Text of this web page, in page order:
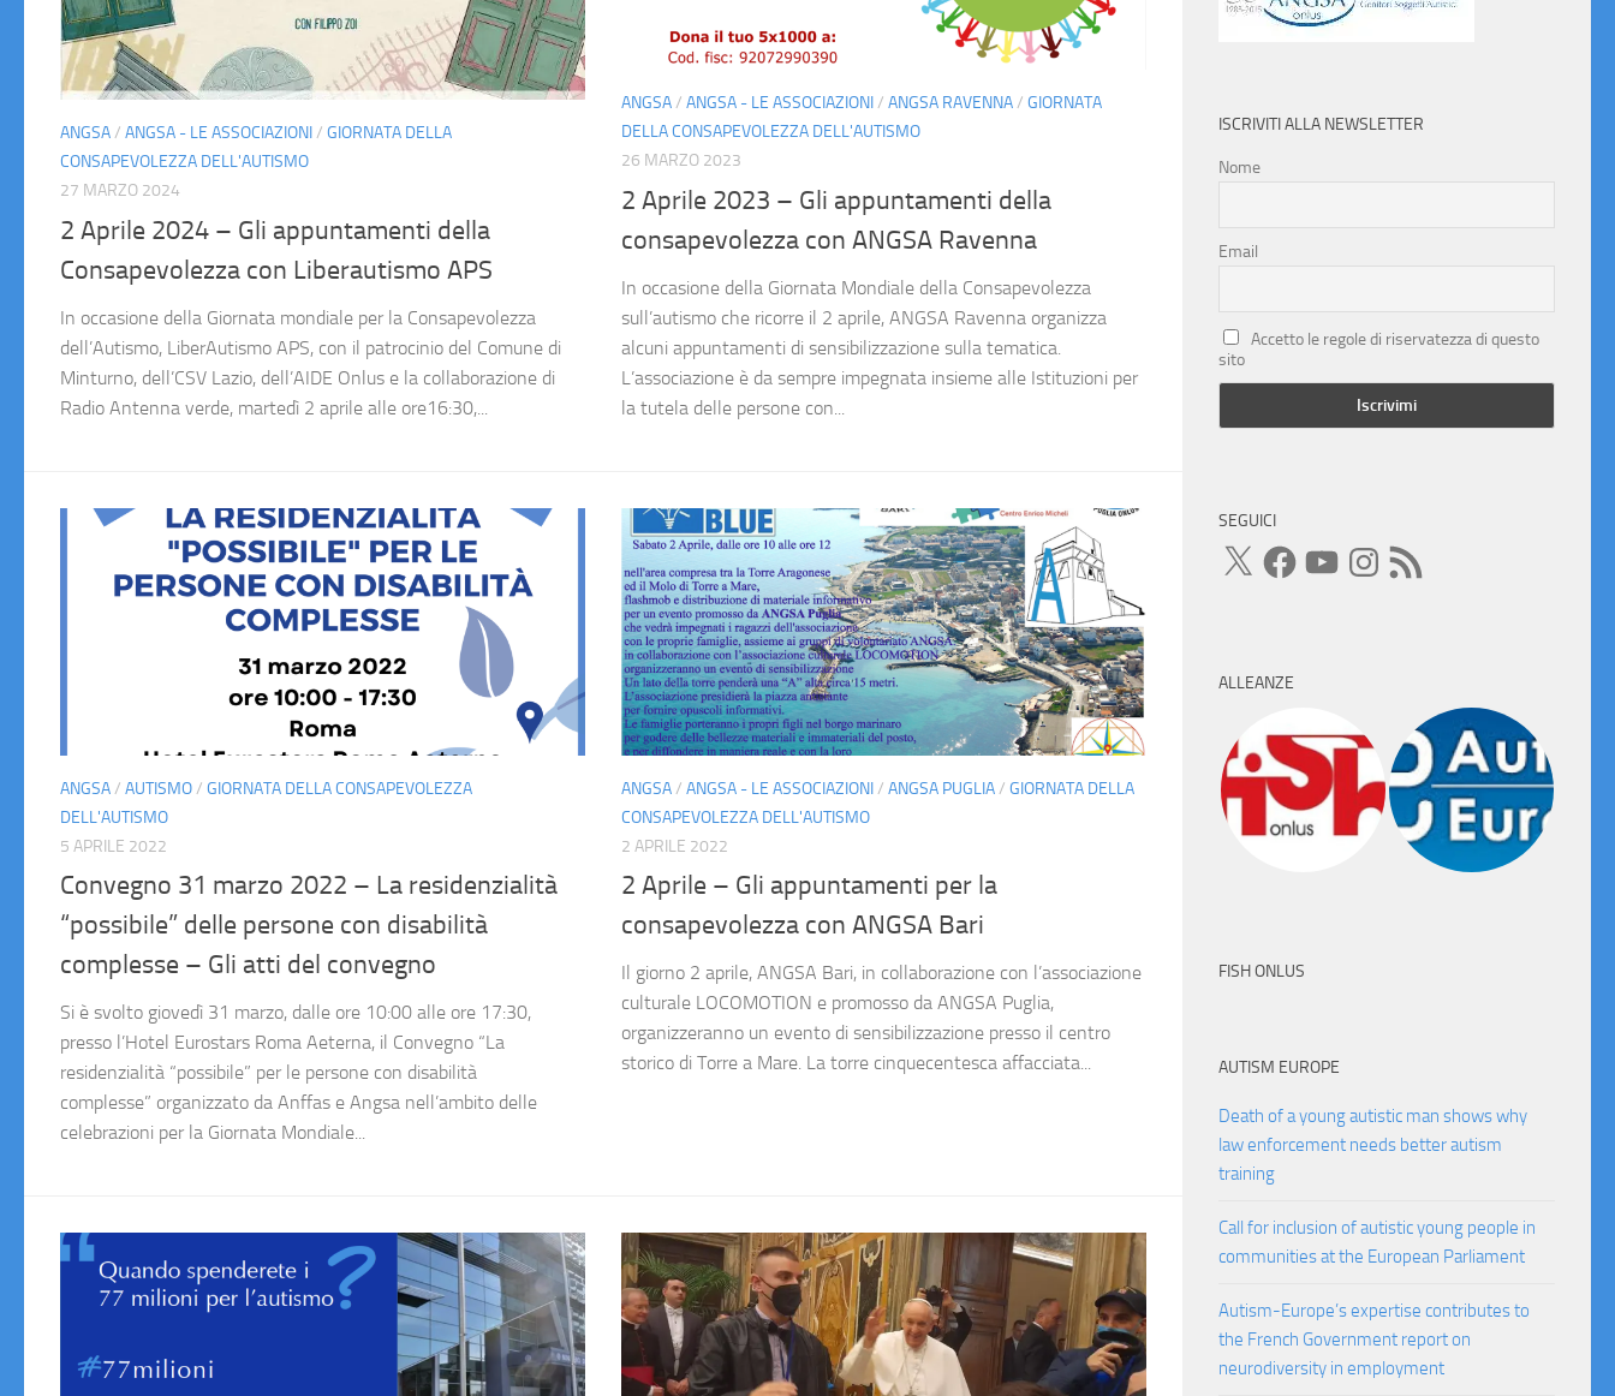
ANGSA/ ANGSA - LE ASSOCIAZIONI/ GIORNATA DELLA
CONSAPEVOLEZZA DELL'AUTISMO
27 MARZO 2024
2 Aprile 2024 – Gli appuntamenti della
Consapevolezza con Liberautismo APS
In occasione della Giornata mondiale per la Consapevolezza
dell’Autismo, LiberAutismo APS, con il patrocinio del Comune di
Minturno, dell’CSV Lazio, dell’AIDE Onlus e la collaborazione di
Radio Antenna verde, martedì 2 aprile alle ore16:30,...
ANGSA/ ANGSA - LE ASSOCIAZIONI/ ANGSA RAVENNA/ GIORNATA
DELLA CONSAPEVOLEZZA DELL'AUTISMO
26 MARZO 2023
2 Aprile 2023 – Gli appuntamenti della
consapevolezza con ANGSA Ravenna
In occasione della Giornata Mondiale della Consapevolezza
sull’autismo che ricorre il 2 aprile, ANGSA Ravenna organizza
alcuni appuntamenti di sensibilizzazione sulla tematica.
L’associazione è da sempre impegnata insieme alle Istituzioni per
la tutela delle persone con...
ANGSA/ AUTISMO/ GIORNATA DELLA CONSAPEVOLEZZA
DELL'AUTISMO
5 APRILE 2022
Convegno 31 marzo 2022 – La residenzialità
“possibile” delle persone con disabilità
complesse – Gli atti del convegno
Si è svolto giovedì 31 marzo, dalle ore 10:00 alle ore 17:30,
presso l’Hotel Eurostars Roma Aeterna, il Convegno “La
residenzialità “possibile” per le persone con disabilità
complesse” organizzato da Anffas e Angsa nell’ambito delle
celebrazioni per la Giornata Mondiale...
ANGSA/ ANGSA - LE ASSOCIAZIONI/ ANGSA PUGLIA/ GIORNATA DELLA
CONSAPEVOLEZZA DELL'AUTISMO
2 APRILE 2022
2 Aprile – Gli appuntamenti per la
consapevolezza con ANGSA Bari
Il giorno 2 aprile, ANGSA Bari, in collaborazione con l’associazione
culturale LOCOMOTION e promosso da ANGSA Puglia,
organizzeranno un evento di sensibilizzazione presso il centro
storico di Torre a Mare. La torre cinquecentesca affacciata...
ISCRIVITI ALLA NEWSLETTER
Nome
Email
Accetto le regole di riservatezza di questo
sito
SEGUICI
X FacebookYouTubeInstagram
Feed
RSS
ALLEANZE
FISH ONLUS
AUTISM EUROPE
Death of a young autistic man shows why
law enforcement needs better autism
training
Call for inclusion of autistic young people in
communities at the European Parliament
Autism-Europe’s expertise contributes to
the French Government report on
neurodiversity in employment